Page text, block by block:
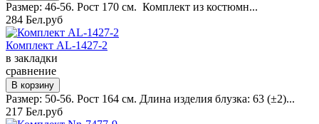
Размер: 46-56. Рост 170 см. Комплект из костюмн...
284 Бел.руб
Комплект AL-1427-2
в закладки
сравнение
Размер: 50-56. Рост 164 см. Длина изделия блузка: 63 (±2)...
217 Бел.руб